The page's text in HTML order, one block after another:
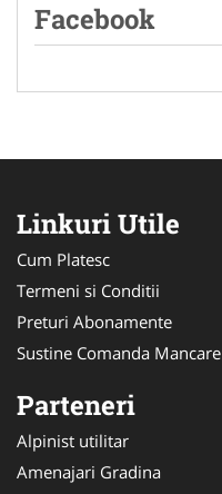
Facebook
Linkuri Utile
Cum Platesc
Termeni si Conditii
Preturi Abonamente
Sustine Comanda Mancare
Parteneri
Alpinist utilitar
Amenajari Gradina